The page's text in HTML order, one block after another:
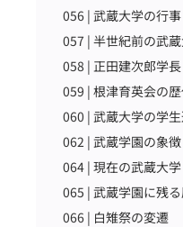
056 | 武蔵大学の行事
057 | 半世紀前の武
058 | 正田建次郎学
059 | 根津育英会の
060 | 武蔵大学の学
062 | 武蔵学園の象
064 | 現在の武蔵大学
065 | 武蔵学園に残
066 | 白雉祭の変遷